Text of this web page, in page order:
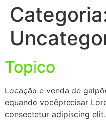
Topico
Locação e venda de
equando vocêprecisar
consectetur adipiscing